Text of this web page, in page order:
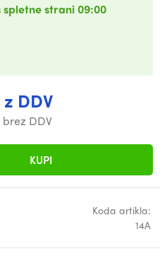
DDV
brez DDV
KUPI
spletne strani 09:00
Koda artikla:
14A